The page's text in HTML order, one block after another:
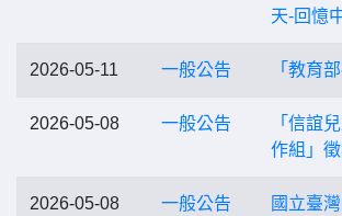
天-回憶
2026-05-11 一般公告 「教育
2026-05-08 一般公告
「信誼
作組」
2026-05-08 一般公告
國立臺